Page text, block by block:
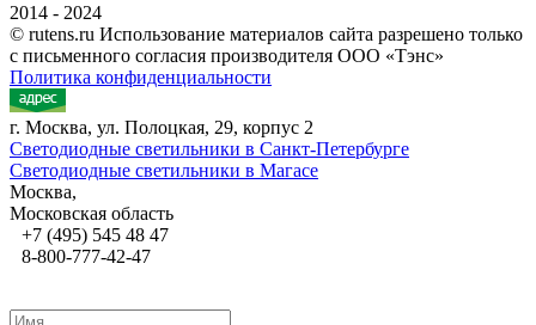
2014 - 2024
© rutens.ru Использование материалов сайта разрешено только
с письменного согласия производителя ООО «Тэнс»
Политика конфиденциальности
г. Москва, ул. Полоцкая, 29, корпус 2
Светодиодные светильники в Санкт-Петербурге
Светодиодные светильники в Магасе
Москва,
Московская область
+7 (495) 545 48 47
8-800-777-42-47